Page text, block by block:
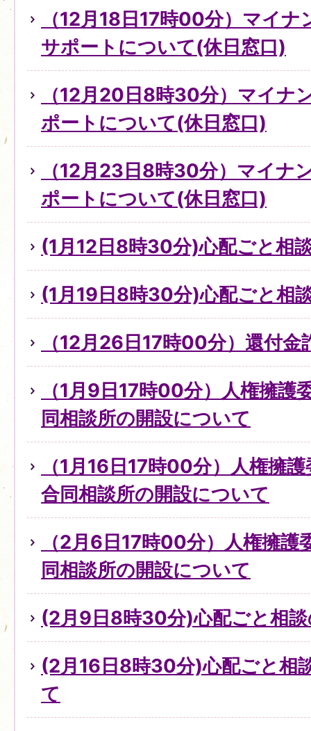
（12月18日17時00分）マイ
サポートについて(休日窓口)
（12月20日8時30分）マイナ
ポートについて(休日窓口)
（12月23日8時30分）マイナ
ポートについて(休日窓口)
(1月12日8時30分)心配ごと相
(1月19日8時30分)心配ごと相
（12月26日17時00分）還付金
（1月9日17時00分）人権擁護
同相談所の開設について
（1月16日17時00分）人権擁
合同相談所の開設について
（2月6日17時00分）人権擁護
同相談所の開設について
(2月9日8時30分)心配ごと相
(2月16日8時30分)心配ごと相
て